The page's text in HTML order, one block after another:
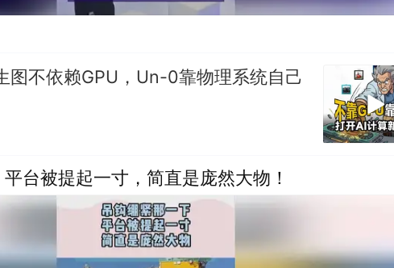
图不依赖GPU，Un-0靠物理系统自己
台被提起一寸，简直是庞然大物！